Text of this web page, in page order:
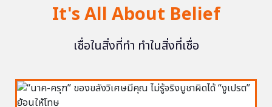
It's All About Belief
เชื่อในสิ่งที่ทำ ทำในสิ่งที่เชื่อ